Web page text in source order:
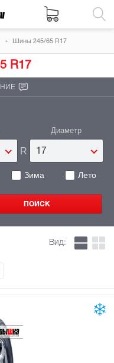
Шины 245/65 R17
R17
R
Диаметр
17
Зима Лето
Вид: